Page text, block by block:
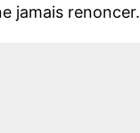
jamais renoncer.